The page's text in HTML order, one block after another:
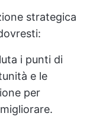
strategica
i punti di
e le
per